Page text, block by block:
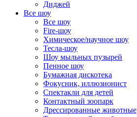
Диджей
Все шоу
Все шоу
Fire-шоу
Химическое/научное шоу
Тесла-шоу
Шоу мыльных пузырей
Пенное шоу
Бумажная дискотека
Фокусник, иллюзионист
Спектакли для детей
Контактный зоопарк
Дрессированные животные